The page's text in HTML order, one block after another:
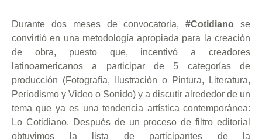
Durante dos meses de convocatoria,#Cotidiano se
convirtió en una metodología apropiada para la creación
de obra, puesto que, incentivó a creadores
latinoamericanos a participar de 5 categorías de
producción (Fotografía, Ilustración o Pintura, Literatura,
Periodismo y Video o Sonido) y a discutir alrededor de un
tema que ya es una tendencia artística contemporánea:
Lo Cotidiano. Después de un proceso de filtro editorial
obtuvimos la lista de participantes de la